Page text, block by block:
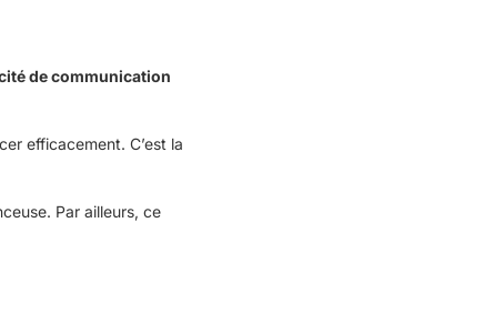
de communication
efficacement. C’est la
Par ailleurs, ce